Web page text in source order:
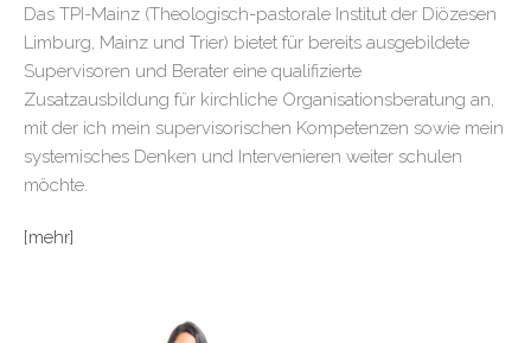
Das TPI-Mainz (Theologisch-pastorale Institut der Diözesen
Limburg, Mainz und Trier) bietet für bereits ausgebildete
Supervisoren und Berater eine qualifizierte
Zusatzausbildung für kirchliche Organisationsberatung an,
mit der ich mein supervisorischen Kompetenzen sowie mein
systemisches Denken und Intervenieren weiter schulen
möchte.
[mehr]